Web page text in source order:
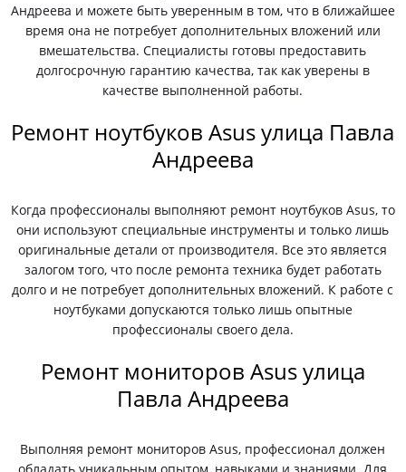
Андреева и можете быть уверенным в том, что в ближайшее
время она не потребует дополнительных вложений или
вмешательства. Специалисты готовы предоставить
долгосрочную гарантию качества, так как уверены в
качестве выполненной работы.
Ремонт ноутбуков Asus улица Павла
Андреева
Когда профессионалы выполняют ремонт ноутбуков Asus, то
они используют специальные инструменты и только лишь
оригинальные детали от производителя. Все это является
залогом того, что после ремонта техника будет работать
долго и не потребует дополнительных вложений. К работе с
ноутбуками допускаются только лишь опытные
профессионалы своего дела.
Ремонт мониторов Asus улица
Павла Андреева
Выполняя ремонт мониторов Asus, профессионал должен